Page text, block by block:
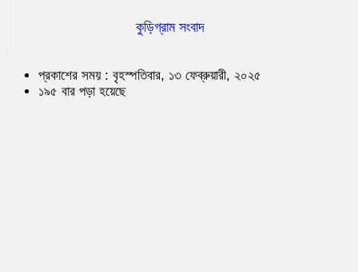
কুড়িগ্রাম সংবাদ
প্রকাশের সময় : বৃহস্পতিবার, ১৩ ফেব্রুয়ারী, ২০২৫
১৯৫ বার পড়া হয়েছে